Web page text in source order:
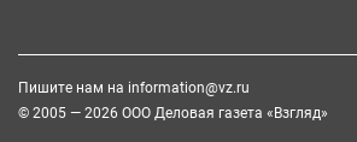
Пишите нам на information@vz.ru
© 2005 — 2026 ООО Деловая газета «Взгляд»